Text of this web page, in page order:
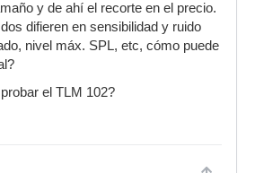
y de ahí el recorte en el precio.
difieren en sensibilidad y ruido
nivel máx. SPL, etc, cómo puede
el TLM 102?